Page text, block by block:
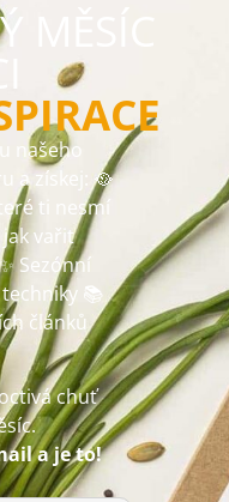
MĚSÍC
našeho
a získej: 🥘
ti nesmí
vařit
Sezónní
📚
článků
chuť
a je to!